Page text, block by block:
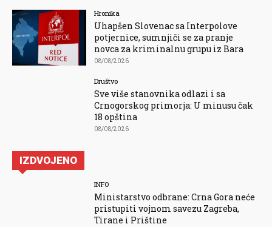
Hronika
Uhapšen Slovenac sa Interpolove
potjernice, sumnjiči se za pranje
novca za kriminalnu grupu iz Bara
08/08/2026
Društvo
Sve više stanovnika odlazi i sa
Crnogorskog primorja: U minusu čak
18 opština
08/08/2026
IZDVOJENO
INFO
Ministarstvo odbrane: Crna Gora neće
pristupiti vojnom savezu Zagreba,
Tirane i Prištine